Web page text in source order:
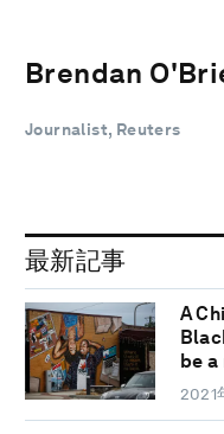
Brendan
Journalist, Reuters
最新記事
A
be
2021